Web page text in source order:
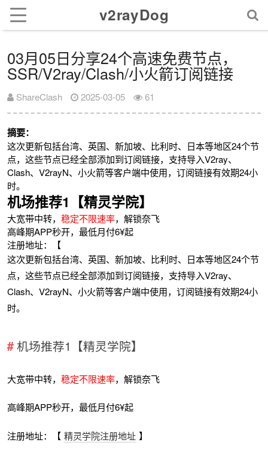
v2rayDog
03月05日分享24个高速免费节点，
SSR/V2ray/Clash/小火箭订阅链接
ShareClash 2025-03-05 61
摘要：
这次更新包括台湾、英国、新加坡、比利时、日本等地区24个节
点，这些节点已经全部添加到订阅链接，支持导入V2ray、
Clash、V2rayN、小火箭等客户端中使用，订阅链接有效期24小
时。
机场推荐1【精灵学院】
大宽带中转，稳定不限速率，解锁奈飞
高峰期APP秒开，最低月付6¥起
注册地址：【
这次更新包括台湾、英国、新加坡、比利时、日本等地区24个节
点，这些节点已经全部添加到订阅链接，支持导入V2ray、
Clash、V2rayN、小火箭等客户端中使用，订阅链接有效期24小
时。
机场推荐1【精灵学院】
大宽带中转，稳定不限速率，解锁奈飞
高峰期APP秒开，最低月付6¥起
注册地址：【 精灵学院注册地址 】